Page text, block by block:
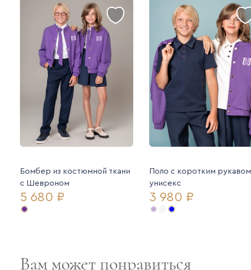
Бомбер из костюмной ткани
с Шевроном
5 680 ₽
Поло с коротким рукавом
унисекс
3 980 ₽
Вам может понравиться